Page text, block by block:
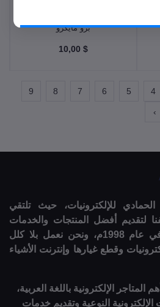
برو مايكرو
$ 10,00
4
5
6
7
8
9
›
للإلكترونيات، حيث تلتقي
لتقديم أفضل المنتجات والخدمات
الإلكترونية. منذ تأسيسنا في عام 1998م، ونحن نعمل بلا كلل
وقطع غيارها وإنترنت الأشياء
الإلكترونية باللغة العربية،
النوعية وتقديم خدمات